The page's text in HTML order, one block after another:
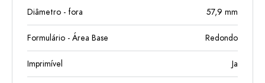
Diâmetro - fora 57,9 mm
Formulário - Área Base Redondo
Imprimível Ja